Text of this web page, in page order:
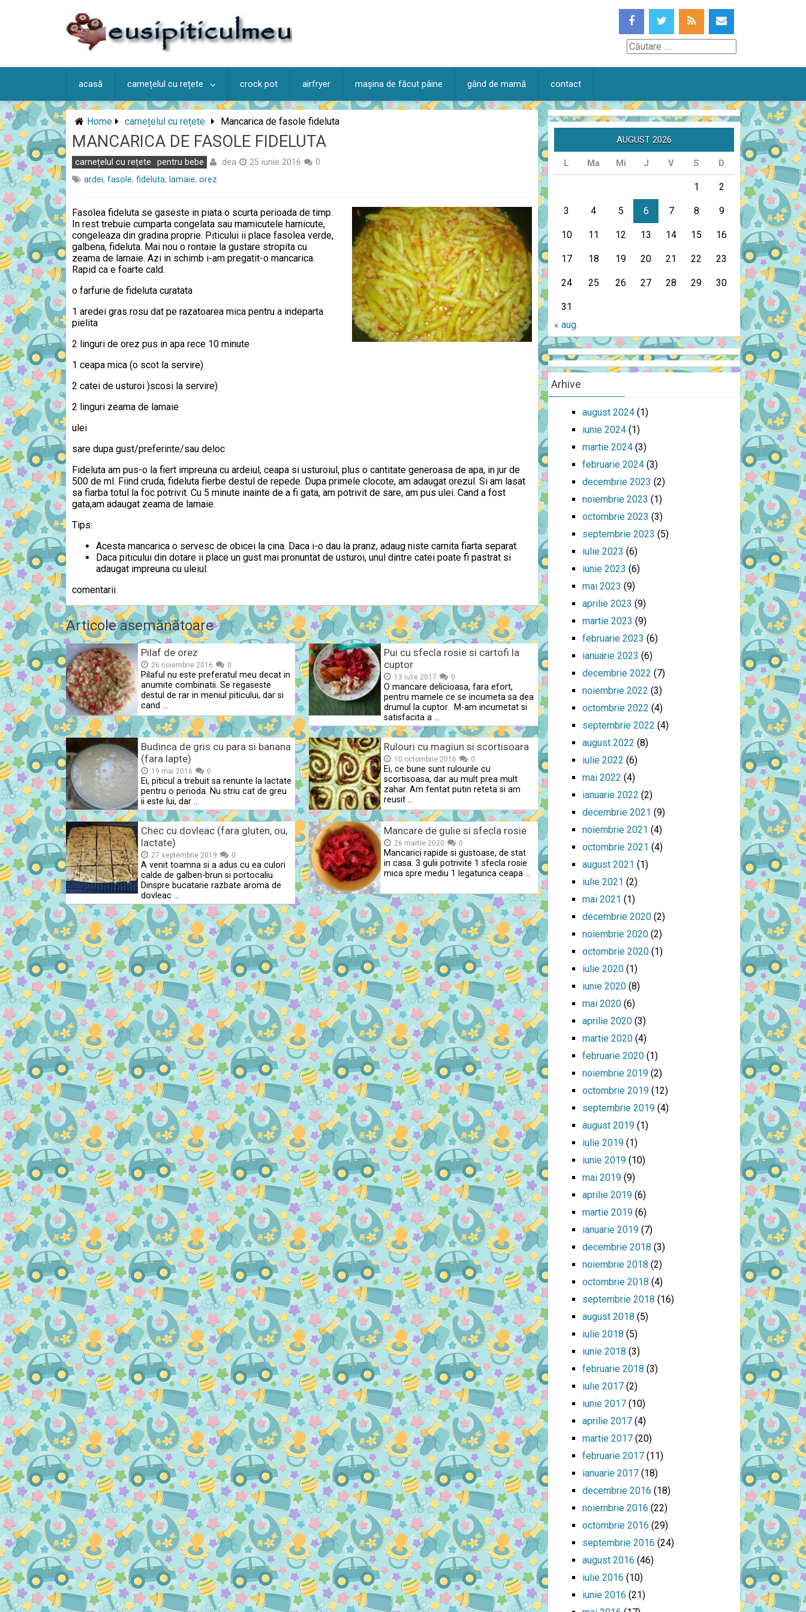
Căutare
acasă carnețelul cu rețete crock pot airfryer mașina de făcut pâine gând de mamă contact
Home carnețelul cu rețete Mancarica de fasole fideluta
MANCARICA DE FASOLE FIDELUTA
carnețelul cu rețete pentru bebe dea 25 iunie 2016
0
ardei, fasole, fideluta, lamaie, orez
Fasolea fideluta se gaseste in piata o scurta perioada de timp.
In rest trebuie cumparta congelata sau mamicutele harnicute,
congeleaza din gradina proprie. Piticului ii place fasolea verde,
galbena, fideluta. Mai nou o rontaie la gustare stropita cu
zeama de lamaie. Azi in schimb i-am pregatit-o mancarica.
Rapid ca e foarte cald.
o farfurie de fideluta curatata
1 aredei gras rosu dat pe razatoarea mica pentru a indeparta
pielita
2 linguri de orez pus in apa rece 10 minute
1 ceapa mica (o scot la servire)
2 catei de usturoi )scosi la servire)
2 linguri zeama de lamaie
ulei
sare dupa gust/preferinte/sau deloc
Fideluta am pus-o la fiert impreuna cu ardeiul, ceapa si usturoiul, plus o cantitate generoasa de apa, in jur de
500 de ml. Fiind cruda, fideluta fierbe destul de repede. Dupa primele clocote, am adaugat orezul. Si am lasat
sa fiarba totul la foc potrivit. Cu 5 minute inainte de a fi gata, am potrivit de sare, am pus ulei. Cand a fost
gata,am adaugat zeama de lamaie.
Tips:
Acesta mancarica o servesc de obicei la cina. Daca i-o dau la pranz, adaug niste carnita fiarta separat.
Daca piticului din dotare ii place un gust mai pronuntat de usturoi, unul dintre catei poate fi pastrat si
adaugat impreuna cu uleiul.
comentarii
Articole asemănătoare
Pilaf de orez
26 noiembrie 2016 0
Pilaful nu este preferatul meu decat in
anumite combinatii. Se regaseste
destul de rar in meniul piticului, dar si
cand …
Pui cu sfecla rosie si cartofi la
cuptor
13 iulie 2017 0
O mancare delicioasa, fara efort,
pentru mamele ce se incumeta sa dea
drumul la cuptor. M-am incumetat si
satisfacita a …
Budinca de gris cu para si banana
(fara lapte)
19 mai 2016 0
Ei, piticul a trebuit sa renunte la lactate
pentru o perioda. Nu striu cat de greu
ii este lui, dar …
Rulouri cu magiun si scortisoara
10 octombrie 2016 0
Ei, ce bune sunt rulourile cu
scortisoasa, dar au mult prea mult
zahar. Am fentat putin reteta si am
reusit …
Chec cu dovleac (fara gluten, ou,
lactate)
27 septembrie 2019 0
A venit toamna si a adus cu ea culori
calde de galben-brun si portocaliu.
Dinspre bucatarie razbate aroma de
dovleac …
Mancare de gulie si sfecla rosie
26 martie 2020 0
Mancarici rapide si gustoase, de stat
in casa. 3 gulii potrivite 1 sfecla rosie
mica spre mediu 1 legaturica ceapa …
AUGUST 2026
L Ma Mi J V S D
1 2
3 4 5 6 7 8 9
10 11 12 13 14 15 16
17 18 19 20 21 22 23
24 25 26 27 28 29 30
31
« aug.
Arhive
august 2024 (1)
iunie 2024 (1)
martie 2024 (3)
februarie 2024 (3)
decembrie 2023 (2)
noiembrie 2023 (1)
octombrie 2023 (3)
septembrie 2023 (5)
iulie 2023 (6)
iunie 2023 (6)
mai 2023 (9)
aprilie 2023 (9)
martie 2023 (9)
februarie 2023 (6)
ianuarie 2023 (6)
decembrie 2022 (7)
noiembrie 2022 (3)
octombrie 2022 (4)
septembrie 2022 (4)
august 2022 (8)
iulie 2022 (6)
mai 2022 (4)
ianuarie 2022 (2)
decembrie 2021 (9)
noiembrie 2021 (4)
octombrie 2021 (4)
august 2021 (1)
iulie 2021 (2)
mai 2021 (1)
decembrie 2020 (2)
noiembrie 2020 (2)
octombrie 2020 (1)
iulie 2020 (1)
iunie 2020 (8)
mai 2020 (6)
aprilie 2020 (3)
martie 2020 (4)
februarie 2020 (1)
noiembrie 2019 (2)
octombrie 2019 (12)
septembrie 2019 (4)
august 2019 (1)
iulie 2019 (1)
iunie 2019 (10)
mai 2019 (9)
aprilie 2019 (6)
martie 2019 (6)
ianuarie 2019 (7)
decembrie 2018 (3)
noiembrie 2018 (2)
octombrie 2018 (4)
septembrie 2018 (16)
august 2018 (5)
iulie 2018 (5)
iunie 2018 (3)
februarie 2018 (3)
iulie 2017 (2)
iunie 2017 (10)
aprilie 2017 (4)
martie 2017 (20)
februarie 2017 (11)
ianuarie 2017 (18)
decembrie 2016 (18)
noiembrie 2016 (22)
octombrie 2016 (29)
septembrie 2016 (24)
august 2016 (46)
iulie 2016 (10)
iunie 2016 (21)